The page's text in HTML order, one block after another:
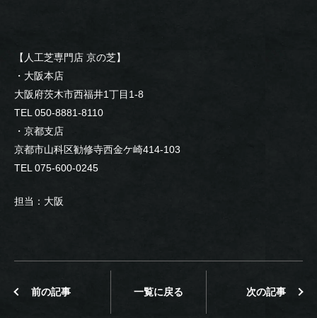
【人工芝専門店 京の芝】
・大阪本店
大阪府茨木市西福井1丁目1-8
TEL 050-8881-8110
・京都支店
京都市山科区勧修寺西金ケ崎414-103
TEL 075-600-0245
担当：大阪
前の記事 一覧に戻る 次の記事